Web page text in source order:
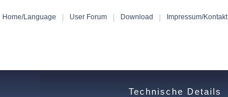
Home/Language | User Forum | Download | Impressum/Kontakt
Technische Details